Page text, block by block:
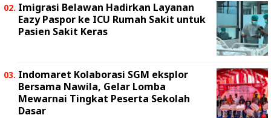
Imigrasi Belawan Hadirkan Layanan
Eazy Paspor ke ICU Rumah Sakit untuk
Pasien Sakit Keras
Indomaret Kolaborasi SGM eksplor
Bersama Nawila, Gelar Lomba
Mewarnai Tingkat Peserta Sekolah
Dasar